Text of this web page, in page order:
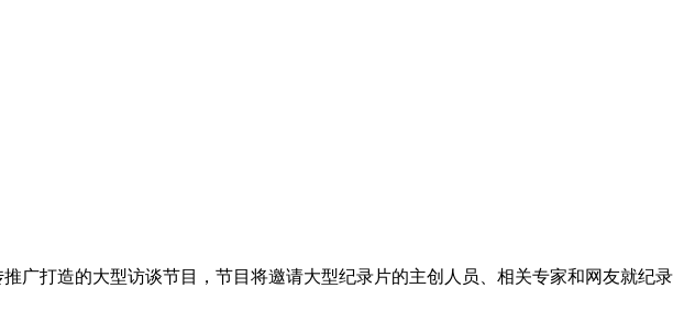
广打造的大型访谈节目，节目将邀请大型纪录片的主创人员、相关专家和网友就纪